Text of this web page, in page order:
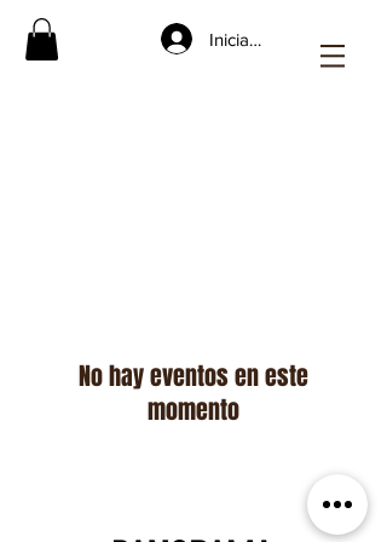
Iniciar sesión
No hay eventos en este
momento